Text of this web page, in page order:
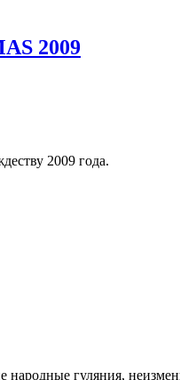
2009
2009 года.
народные гуляния,